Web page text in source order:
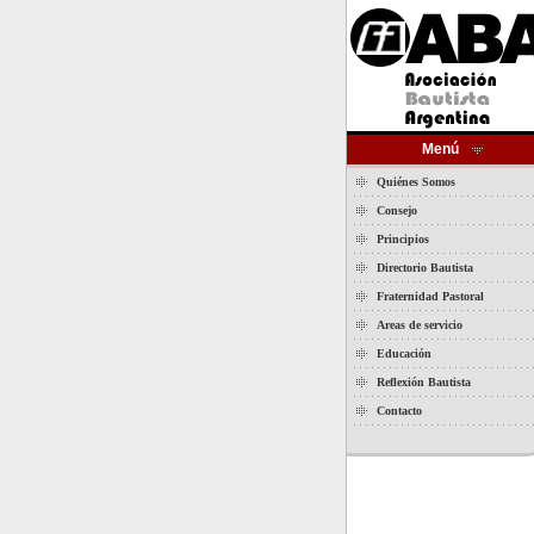
Menú
Quiénes Somos
Consejo
Principios
Directorio Bautista
Fraternidad Pastoral
Areas de servicio
Educación
Reflexión Bautista
Contacto